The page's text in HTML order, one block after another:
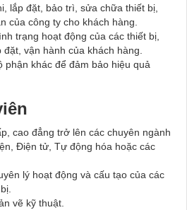
lắp đặt, bảo trì, sửa chữa thiết bị,
của công ty cho khách hàng.
trạng hoạt động của các thiết bị,
vận hành của khách hàng.
phận khác để đảm bảo hiệu quả
cao đẳng trở lên các chuyên ngành
Điện tử, Tự động hóa hoặc các
lý hoạt động và cấu tạo của các
vẽ kỹ thuật.